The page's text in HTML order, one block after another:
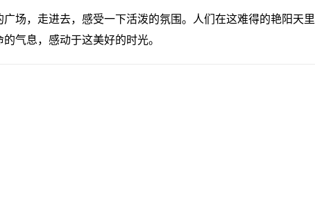
场，走进去，感受一下活泼的氛围。人们在这难得的艳阳天里
气息，感动于这美好的时光。